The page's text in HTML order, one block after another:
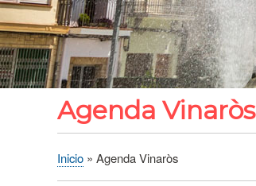
Agenda Vinaròs
Sobrescribir
Inicio Agenda Vinaròs